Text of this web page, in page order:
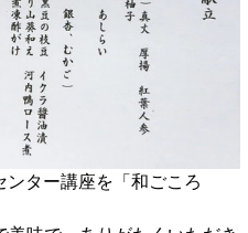
ター講座を「和ごころ